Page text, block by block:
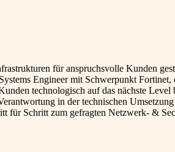
für anspruchsvolle Kunden
Engineer mit Schwerpunkt Fortinet,
technologisch auf das nächste Level
in der technischen
für Schritt zum gefragten Netzwerk- &